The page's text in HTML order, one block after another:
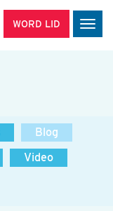
WORD LID
Blog
Video